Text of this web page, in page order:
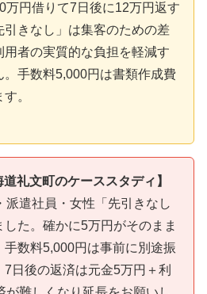
万円借りて7日後に12万円返す
引きなし」は集客のための差
用者の実質的な負担を軽減す
。手数料5,000円は書類作成費
。
礼文町のケーススタディ】
派遣社員・女性「先引きなし
た。確かに5万円がそのまま
数料5,000円は事前に別途振
日後の返済は元金5万円＋利